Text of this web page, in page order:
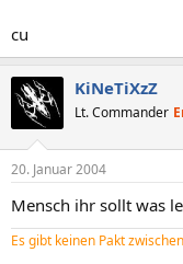
cu
KiNeTiXzZ
Lt. Commander
20. Januar 2004
Mensch ihr sollt was
Es gibt keinen Pakt